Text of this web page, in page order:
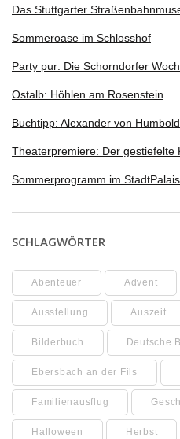
Das Stuttgarter
Sommeroase im Schlosshof
Party pur: Die Schorndorfer
Ostalb: Höhlen am Rosenstein
Buchtipp: Alexander von
Theaterpremiere: Der gestiefelte
Sommerprogramm im StadtPalais
SCHLAGWÖRTER
Abenteuer Advent
Ausstellung Auszeit
Bilderbuch Deutsche
Ebersbach an der Fils
Familienausflug
Halloween Herbst